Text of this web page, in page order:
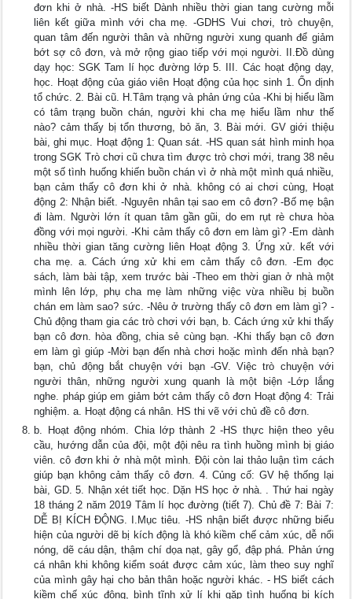
đơn khi ở nhà. -HS biết Dành nhiều thời gian tang cường mỗi
liên kết giữa mình với cha mẹ. -GDHS Vui chơi, trò chuyện,
quan tâm đến người thân và những người xung quanh để giảm
bớt sợ cô đơn, và mở rộng giao tiếp với mọi người. II.Đồ dùng
dạy học: SGK Tam lí học đường lớp 5. III. Các hoạt động dạy,
học. Hoạt động của giáo viên Hoạt động của học sinh 1. Ổn dịnh
tổ chức. 2. Bài cũ. H.Tâm trạng và phản ứng của -Khi bị hiểu lầm
có tâm trạng buồn chán, người khi cha mẹ hiểu lầm như thế
nào? cảm thấy bị tổn thương, bỏ ăn, 3. Bài mới. GV giới thiệu
bài, ghi mục. Hoạt động 1: Quan sát. -HS quan sát hình minh họa
trong SGK Trò chơi cũ chưa tìm được trò chơi mới, trang 38 nêu
một số tình huống khiến buồn chán vì ở nhà một mình quá nhiều,
bạn cảm thấy cô đơn khi ở nhà. không có ai chơi cùng, Hoạt
động 2: Nhận biết. -Nguyên nhân tại sao em cô đơn? -Bố mẹ bận
đi làm. Người lớn ít quan tâm gần gũi, do em rụt rè chưa hòa
đồng với mọi người. -Khi cảm thấy cô đơn em làm gì? -Em dành
nhiều thời gian tăng cường liên Hoạt động 3. Ứng xử. kết với
cha mẹ. a. Cách ứng xử khi em cảm thấy cô đơn. -Em đọc
sách, làm bài tập, xem trước bài -Theo em thời gian ở nhà một
mình lên lớp, phụ cha mẹ làm những việc vừa nhiều bị buồn
chán em làm sao? sức. -Nêu ở trường thấy cô đơn em làm gì? -
Chủ động tham gia các trò chơi với bạn, b. Cách ứng xử khi thấy
bạn cô đơn. hòa đồng, chia sẻ cùng bạn. -Khi thấy bạn cô đơn
em làm gì giúp -Mời bạn đến nhà chơi hoặc mình đến nhà bạn?
bạn, chủ động bắt chuyện với bạn -GV. Việc trò chuyện với
người thân, những người xung quanh là một biện -Lớp lắng
nghe. pháp giúp em giảm bớt cảm thấy cô đơn Hoạt động 4: Trải
nghiệm. a. Hoạt động cá nhân. HS thi vẽ với chủ đề cô đơn.
b. Hoạt động nhóm. Chia lớp thành 2 -HS thực hiện theo yêu
cầu, hướng dẫn của đội, một đội nêu ra tình huồng mình bị giáo
viên. cô đơn khi ở nhà một mình. Đội còn lai thảo luận tìm cách
giúp bạn không cảm thấy cô đơn. 4. Củng cố: GV hệ thống lại
bài, GD. 5. Nhận xét tiết học. Dặn HS học ở nhà. . Thứ hai ngày
18 tháng 2 năm 2019 Tâm lí học đường (tiết 7). Chủ đề 7: Bài 7:
DỄ BỊ KÍCH ĐỘNG. I.Mục tiêu. -HS nhận biết được những biểu
hiện của người dẽ bị kích động là khó kiềm chế cảm xúc, dễ nổi
nóng, dẽ cáu dận, thậm chí dọa nạt, gây gổ, đập phá. Phản ứng
cá nhân khi không kiểm soát được cảm xúc, làm theo suy nghĩ
của mình gây hại cho bản thân hoặc người khác. - HS biết cách
kiềm chế xúc động, bình tĩnh xử lí khi gặp tình huống bị kích